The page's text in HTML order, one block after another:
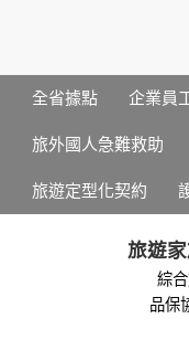
於一般瀏覽時，伺服
設備的 IP 位址、使用
用，決不對外公布。
分析，分析結果之統
外，我們會視需要公
除非取得您的同意或
的個人資料揭露予第
在您於本網站註冊帳
贈獎時，本網站會收
業夥伴處取得個人資
全省據點 企業員
旅外國人急難救助
旅遊定型化契約
旅遊
綜
品保